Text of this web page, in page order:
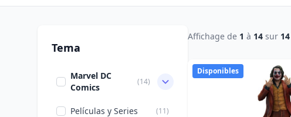
Tema
Marvel DC
Comics
(14)
Películas y Series (11)
Affichage de 1 à 14 sur 14
Disponibles